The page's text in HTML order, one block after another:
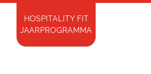
HOSPITALITY FIT
JAARPROGRAMMA